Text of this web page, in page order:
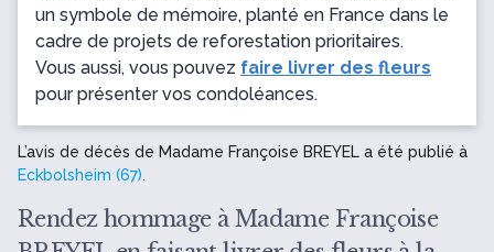
un symbole de mémoire, planté en France dans le
cadre de projets de reforestation prioritaires.
Vous aussi, vous pouvez faire livrer des fleurs
pour présenter vos condoléances.
L’avis de décès de Madame Françoise BREYEL a été publié à
Eckbolsheim (67).
Rendez hommage à Madame Françoise